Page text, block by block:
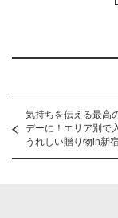
気持ちを伝える最高
デーに！エリア別で
うれしい贈り物in新